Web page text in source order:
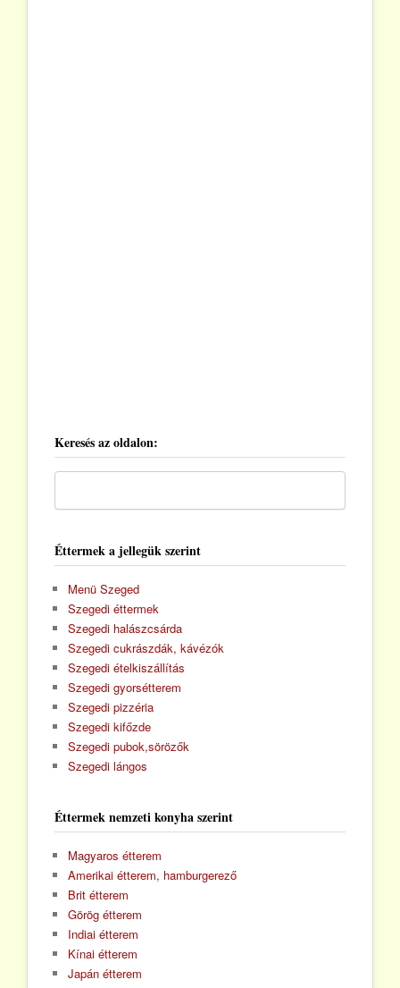
Keresés az oldalon:
Éttermek a jellegük szerint
Menü Szeged
Szegedi éttermek
Szegedi halászcsárda
Szegedi cukrászdák, kávézók
Szegedi ételkiszállítás
Szegedi gyorsétterem
Szegedi pizzéria
Szegedi kifőzde
Szegedi pubok,sörözők
Szegedi lángos
Éttermek nemzeti konyha szerint
Magyaros étterem
Amerikai étterem, hamburgerező
Brit étterem
Görög étterem
Indiai étterem
Kínai étterem
Japán étterem